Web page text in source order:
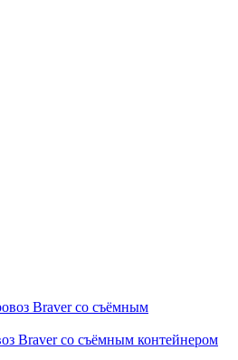
Braver со съёмным контейнером